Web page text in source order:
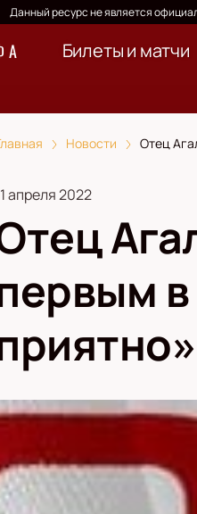
Данный ресурс не является
Билеты и матчи
Новости Отец
апреля 2022